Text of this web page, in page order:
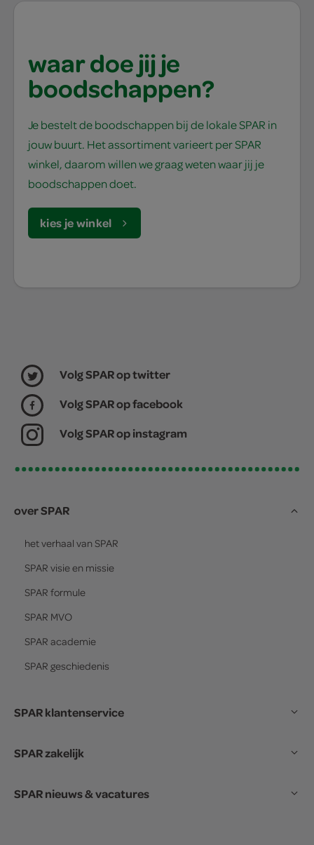
waar doe jij je
boodschappen?
Je bestelt de boodschappen bij de lokale SPAR in
jouw buurt. Het assortiment varieert per SPAR
winkel, daarom willen we graag weten waar jij je
boodschappen doet.
kies je winkel
Volg SPAR op twitter
Volg SPAR op facebook
Volg SPAR op instagram
over SPAR
het verhaal van SPAR
SPAR visie en missie
SPAR formule
SPAR MVO
SPAR academie
SPAR geschiedenis
SPAR klantenservice
SPAR zakelijk
SPAR nieuws & vacatures